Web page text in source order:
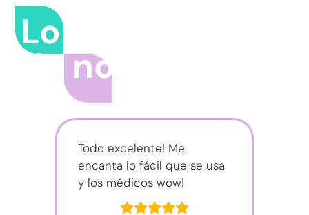
Lo que dicen
de nosotros
Todo excelente! Me
encanta lo fácil que se usa
y los médicos wow!